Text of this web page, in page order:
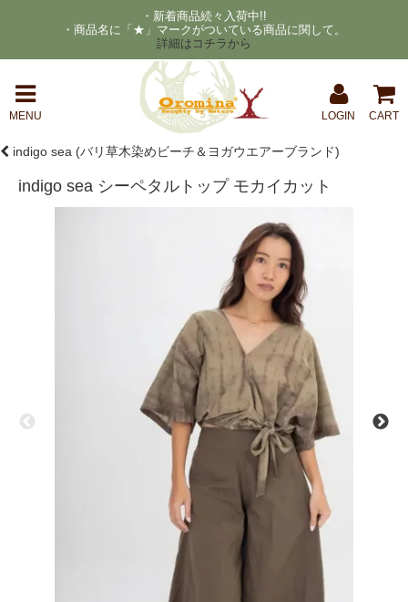
・新着商品続々入荷中!!
・商品名に「★」マークがついている商品に関して。
詳細はコチラから
MENU LOGIN CART
indigo sea (バリ草木染めビーチ＆ヨガウエアーブランド)
indigo sea シーペタルトップ モカイカット